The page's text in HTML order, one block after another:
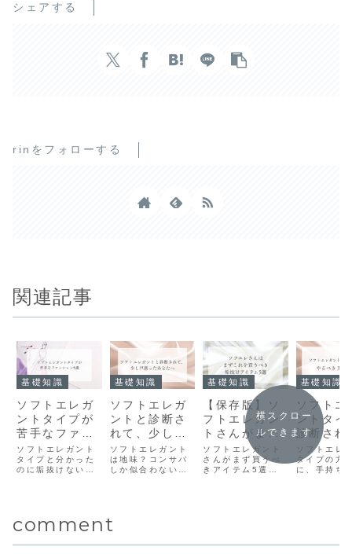
シェアする
rinをフォローする
関連記事
基礎知識
ソフトエレガ
ントタイプが
苦手なファッ
ション5選｜
似合わない服
の特徴と上品
ソフトエレガント
タイプと分かった
のに垢抜けない…
タイプが自然に垢
抜けるポイントを
基礎知識
ソフトエレガ
ントと診断さ
れて、少し戸
惑ったあなた
へ
ソフトエレガント
は地味？コンサバ
しか似合わない？
ュアルが好きな
方、目元にコンプ
基礎知識
【保存版】ソ
フトエレガン
トさんがまず
買うべき“垢抜
けアイテム”5
選｜初心者さ
ソフトエレガント
さんがまず買うべ
きアイテム5選を
基礎知識
ソフトエ
ントタイ
診断され
やるべき
のこと
ソフトエレ
タイプの方
に、手持ち
横スクロー
ルできます
comment